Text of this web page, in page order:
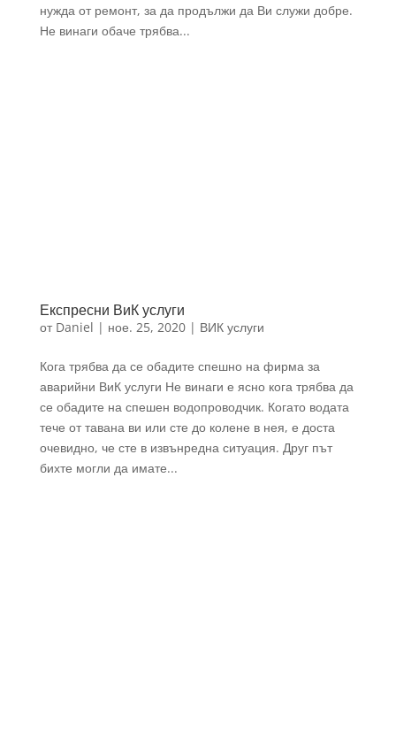
нужда от ремонт, за да продължи да Ви служи добре.
Не винаги обаче трябва...
Експресни ВиК услуги
от Daniel | ное. 25, 2020| ВИК услуги
Кога трябва да се обадите спешно на фирма за
аварийни ВиК услуги Не винаги е ясно кога трябва да
се обадите на спешен водопроводчик. Когато водата
тече от тавана ви или сте до колене в нея, е доста
очевидно, че сте в извънредна ситуация. Друг път
бихте могли да имате...